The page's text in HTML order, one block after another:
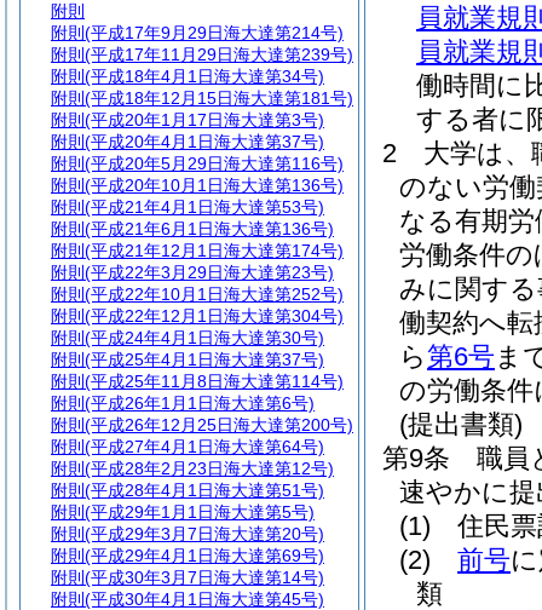
員就業規
員就業規
働時間に
する者に
2
大学は、
のない労
なる有期
労働条件
みに関す
働契約へ
ら第6号ま
の労働条
(提出書類)
第9条
職員
速やかに
(1)
住民
(2)
前号
類
附則
附則 (平成17年9月29日海大達第214号)
附則 (平成17年11月29日海大達第239号)
附則 (平成18年4月1日海大達第34号)
附則 (平成18年12月15日海大達第181号)
附則 (平成20年1月17日海大達第3号)
附則 (平成20年4月1日海大達第37号)
附則 (平成20年5月29日海大達第116号)
附則 (平成20年10月1日海大達第136号)
附則 (平成21年4月1日海大達第53号)
附則 (平成21年6月1日海大達第136号)
附則 (平成21年12月1日海大達第174号)
附則 (平成22年3月29日海大達第23号)
附則 (平成22年10月1日海大達第252号)
附則 (平成22年12月1日海大達第304号)
附則 (平成24年4月1日海大達第30号)
附則 (平成25年4月1日海大達第37号)
附則 (平成25年11月8日海大達第114号)
附則 (平成26年1月1日海大達第6号)
附則 (平成26年12月25日海大達第200号)
附則 (平成27年4月1日海大達第64号)
附則 (平成28年2月23日海大達第12号)
附則 (平成28年4月1日海大達第51号)
附則 (平成29年1月1日海大達第5号)
附則 (平成29年3月7日海大達第20号)
附則 (平成29年4月1日海大達第69号)
附則 (平成30年3月7日海大達第14号)
附則 (平成30年4月1日海大達第45号)